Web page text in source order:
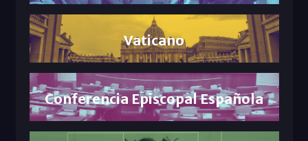
Vaticano
Conferencia Episcopal Española